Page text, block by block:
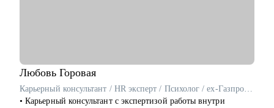
Любовь Горовая
Карьерный консультант / HR эксперт / Психолог / ex-Газпром нефть, IBS
• Карьерный консультант с экспертизой работы внутри